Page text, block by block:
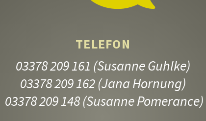
TELEFON
03378 209 161 (Susanne Guhlke)
03378 209 162(Jana Hornung)
03378 209 148(Susanne Pomerance)